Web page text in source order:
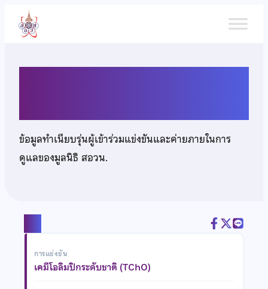
เนื้อหา
ข้อมูลทำเนียบรุ่นผู้เข้าร่วมแข่งขันและค่ายภายในการ
ดูแลของมูลนิธิ สอวน.
การแข่งขัน
เคมีโอลิมปิกระดับชาติ (TChO)